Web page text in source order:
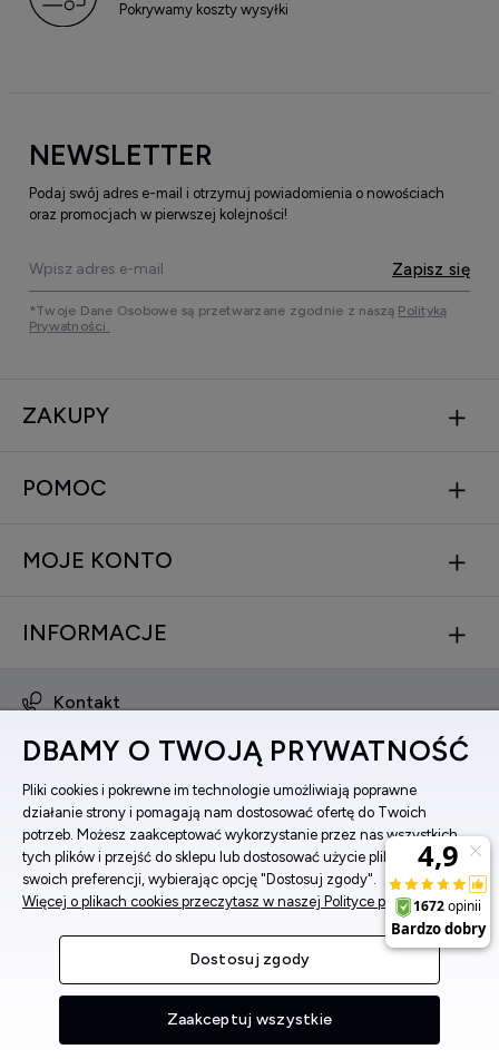
Pokrywamy koszty wysyłki
NEWSLETTER
Podaj swój adres e-mail i otrzymuj powiadomienia o nowościach
oraz promocjach w pierwszej kolejności!
Zapisz się
*Twoje Dane Osobowe są przetwarzane zgodnie z naszą Polityką
Prywatności.
ZAKUPY
POMOC
MOJE KONTO
INFORMACJE
Kontakt
ul. Bema 5, 33-100 Tarnów, woj. małopolskie
Facebook
Instagram
Sklep internetowy Shoper Premium
DBAMY O TWOJĄ PRYWATNOŚĆ
Pliki cookies i pokrewne im technologie umożliwiają poprawne
działanie strony i pomagają nam dostosować ofertę do Twoich
potrzeb. Możesz zaakceptować wykorzystanie przez nas wszystkich
tych plików i przejść do sklepu lub dostosować użycie plików do
swoich preferencji, wybierając opcję "Dostosuj zgody".
Więcej o plikach cookies przeczytasz w naszej Polityce prywatności.
Dostosuj zgody
Zaakceptuj wszystkie